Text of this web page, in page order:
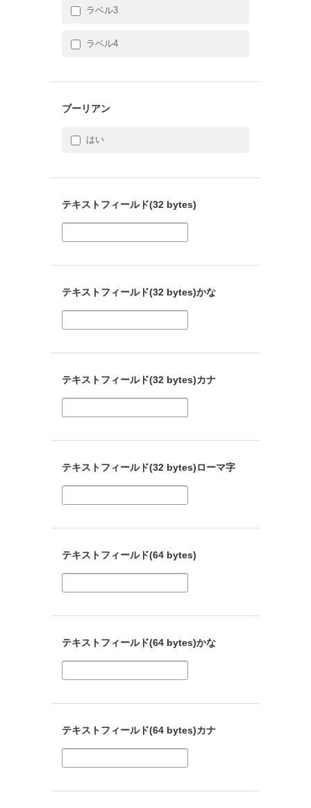
ラベル3
ラベル4
ブーリアン
はい
テキストフィールド(32 bytes)
テキストフィールド(32 bytes)かな
テキストフィールド(32 bytes)カナ
テキストフィールド(32 bytes)ローマ字
テキストフィールド(64 bytes)
テキストフィールド(64 bytes)かな
テキストフィールド(64 bytes)カナ